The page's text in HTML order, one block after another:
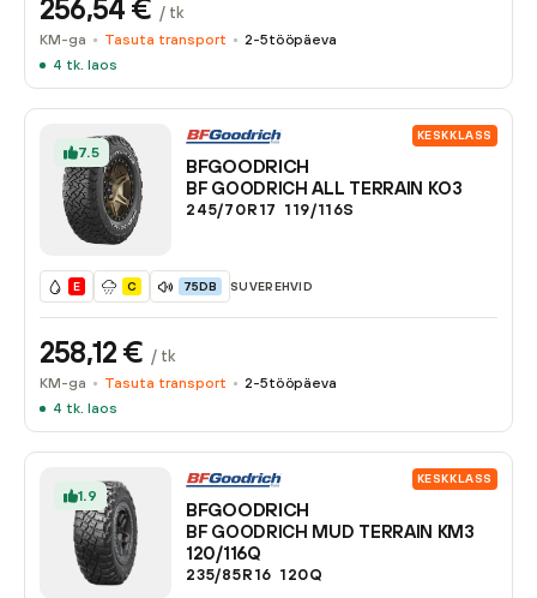
256,54 € / tk
KM-ga Tasuta transport 2-5tööpäeva
4 tk. laos
7.5
KESKKLASS
BFGOODRICH
BF GOODRICH ALL TERRAIN KO3
245/70R17 119/116S
E C 75DB SUVEREHVID
258,12 € / tk
KM-ga Tasuta transport 2-5tööpäeva
4 tk. laos
1.9
KESKKLASS
BFGOODRICH
BF GOODRICH MUD TERRAIN KM3
120/116Q
235/85R16 120Q